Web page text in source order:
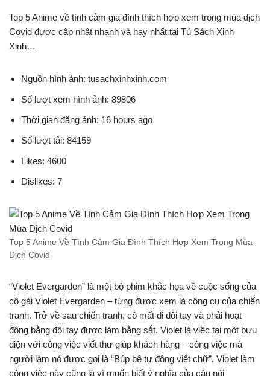
Top 5 Anime về tình cảm gia đình thích hợp xem trong mùa dịch
Covid được cập nhật nhanh và hay nhất tại Tủ Sách Xinh
Xinh…
Nguồn hình ảnh: tusachxinhxinh.com
Số lượt xem hình ảnh: 89806
Thời gian đăng ảnh: 16 hours ago
Số lượt tải: 84159
Likes: 4600
Dislikes: 7
Top 5 Anime Về Tình Cảm Gia Đình Thích Hợp Xem Trong Mùa
Dịch Covid
“Violet Evergarden” là một bộ phim khắc họa về cuộc sống của
cô gái Violet Evergarden – từng được xem là công cụ của chiến
tranh. Trở về sau chiến tranh, cô mất đi đôi tay và phải hoạt
động bằng đôi tay được làm bằng sắt. Violet là việc tại một bưu
điện với công việc viết thư giúp khách hàng – công việc mà
người làm nó được gọi là “Búp bê tự động viết chữ”. Violet làm
công việc này cũng là vì muốn biết ý nghĩa của câu nói